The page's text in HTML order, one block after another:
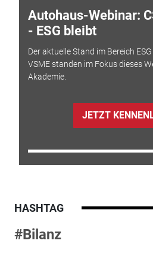
Autohaus-Webinar:
- ESG bleibt
Der aktuelle Stand im Bereich
VSME standen im Fokus dieses
Akademie.
JETZT
HASHTAG
#Bilanz